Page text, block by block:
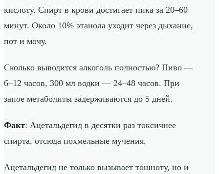
кислоту. Спирт в крови достигает пика за 20–60
минут. Около 10% этанола уходит через дыхание,
пот и мочу.
Сколько выводится алкоголь полностью? Пиво —
6–12 часов, 300 мл водки — 24–48 часов. При
запое метаболиты задерживаются до 5 дней.
Факт: Ацетальдегид в десятки раз токсичнее
спирта, отсюда похмельные мучения.
Ацетальдегид не только вызывает тошноту, но и